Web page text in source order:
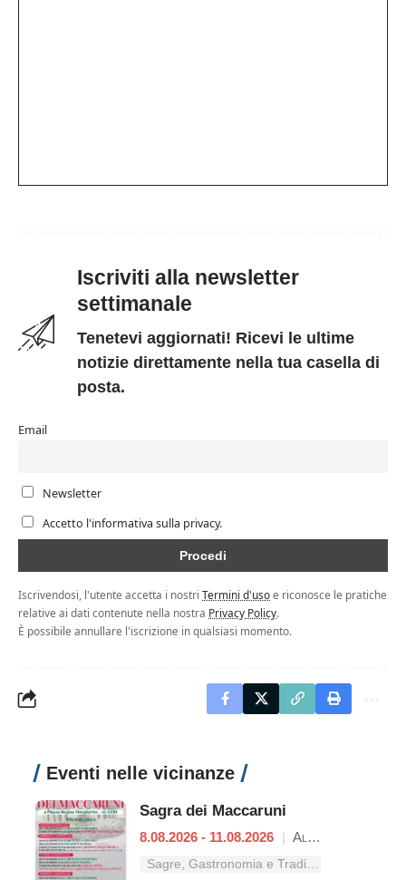
Iscriviti alla newsletter
settimanale
Tenetevi aggiornati! Ricevi le ultime
notizie direttamente nella tua casella di
posta.
Email
Newsletter
Accetto l'informativa sulla privacy.
Iscrivendosi, l'utente accetta i nostri Termini d'usoe riconosce le pratiche
relative ai dati contenute nella nostra Privacy Policy.
È possibile annullare l'iscrizione in qualsiasi momento.
Eventi nelle vicinanze
Sagra dei Maccaruni
8.08.2026 - 11.08.2026 | Alatri
Sagre, Gastronomia e Tradizioni nel Lazio